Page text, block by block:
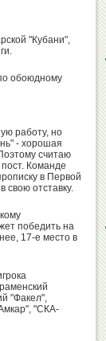
"Кубани",
обоюдному
работу, но
- хорошая
считаю
Команде
в Первой
свою отставку.
победить на
17-е место в
"Факел",
"СКА-